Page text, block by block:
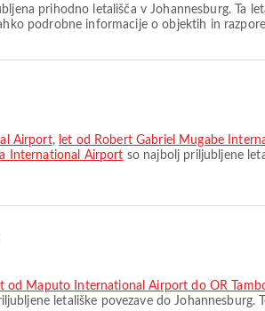
prihodno letališča v Johannesburg. Ta
podrobne informacije o objektih in
Airport, let od Robert Gabriel Mugabe
International Airport so najbolj priljubljene
od Maputo International Airport do OR
letališke povezave do Johannesburg.